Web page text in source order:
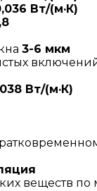
Вт/(м·К)
3-6 мкм
Вт/(м·К)
веществ по